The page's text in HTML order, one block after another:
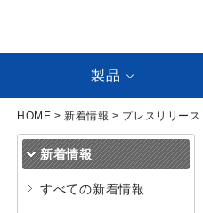
製品
HOME >新着情報 > プレスリリース
新着情報
すべての新着情報